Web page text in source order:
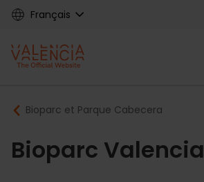
Skip
content
Français
Main
navigation
Breadcrumb
Bioparc et Parque Cabecera
Bioparc Valencia